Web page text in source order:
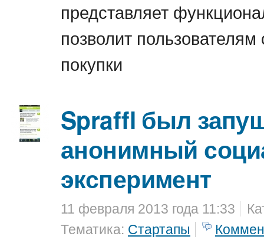
представляет
позволит
покупки
Spraffl был
анонимный
эксперимент
11 февраля 2013 года 11:33
Тематика: Стартапы